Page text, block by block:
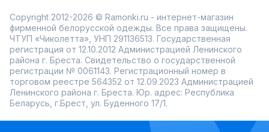
Copyright 2012-2026 © Ramonki.ru - интернет-магазин
фирменной белорусской одежды. Все права защищены.
ЧТУП «Чиколетта», УНП 291136513. Государственная
регистрация от 12.10.2012 Администрацией Ленинского
района г. Бреста. Свидетельство о государственной
регистрации № 0061143. Регистрационный номер в
торговом реестре 564352 от 12.09.2023 Администрацией
Ленинского района г. Бреста. Юр. адрес: Республика
Беларусь, г.Брест, ул. Буденного 17/1.